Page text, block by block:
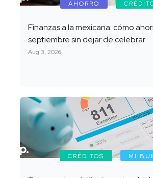
AHORRO
Finanzas a la mexicana: cómo
septiembre sin dejar de celebrar
Aug 3, 2026
CRÉDITOS MI